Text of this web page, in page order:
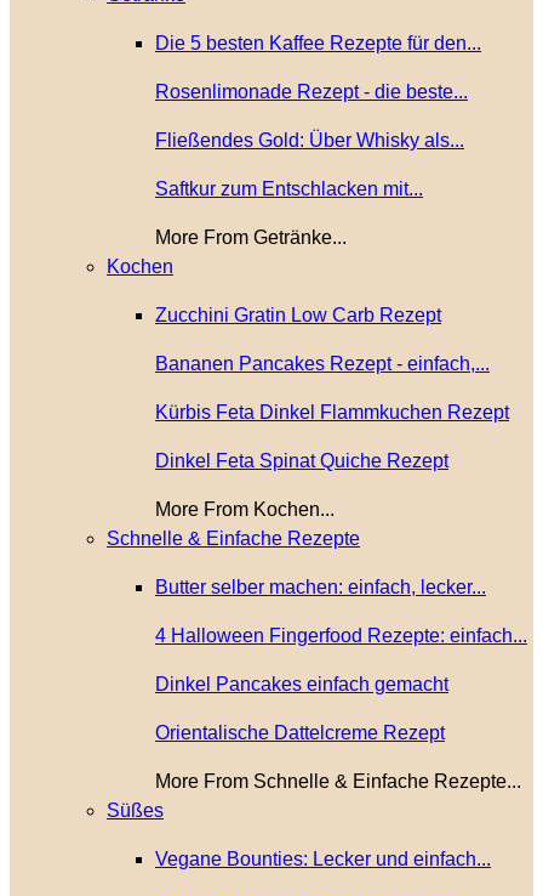
Die 5 besten Kaffee Rezepte für den...
Rosenlimonade Rezept - die beste...
Fließendes Gold: Über Whisky als...
Saftkur zum Entschlacken mit...
More From Getränke...
Kochen
Zucchini Gratin Low Carb Rezept
Bananen Pancakes Rezept - einfach,...
Kürbis Feta Dinkel Flammkuchen Rezept
Dinkel Feta Spinat Quiche Rezept
More From Kochen...
Schnelle & Einfache Rezepte
Butter selber machen: einfach, lecker...
4 Halloween Fingerfood Rezepte: einfach...
Dinkel Pancakes einfach gemacht
Orientalische Dattelcreme Rezept
More From Schnelle & Einfache Rezepte...
Süßes
Vegane Bounties: Lecker und einfach...